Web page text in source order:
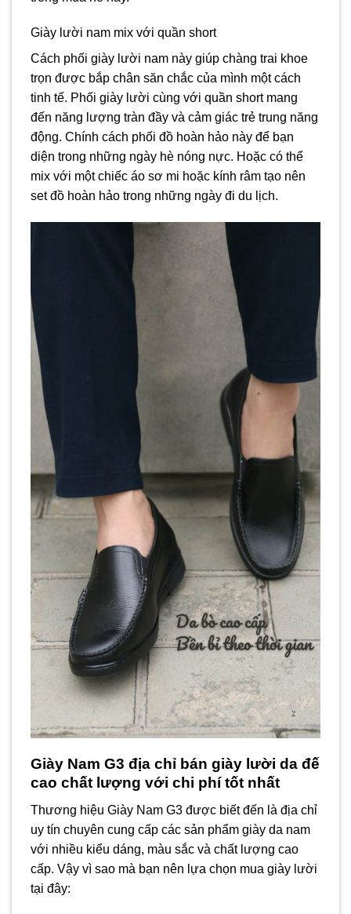
Giày lười nam mix với quần short
Cách phối giày lười nam này giúp chàng trai khoe
trọn được bắp chân săn chắc của mình một cách
tinh tế. Phối giày lười cùng với quần short mang
đến năng lượng tràn đầy và cảm giác trẻ trung năng
động. Chính cách phối đồ hoàn hảo này để bạn
diện trong những ngày hè nóng nực. Hoặc có thể
mix với một chiếc áo sơ mi hoặc kính râm tạo nên
set đồ hoàn hảo trong những ngày đi du lịch.
Giày Nam G3 địa chỉ bán giày lười da đế
cao chất lượng với chi phí tốt nhất
Thương hiệu Giày Nam G3 được biết đến là địa chỉ
uy tín chuyên cung cấp các sản phẩm giày da nam
với nhiều kiểu dáng, màu sắc và chất lượng cao
cấp. Vậy vì sao mà bạn nên lựa chọn mua giày lười
tại đây: